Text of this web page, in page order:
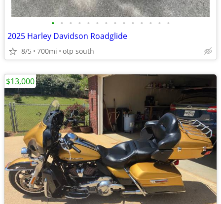
• • • • • • • • • • • • • •
2025 Harley Davidson Roadglide
8/5 700mi otp south
$13,000